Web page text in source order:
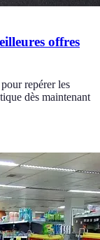
offres
repérer les
dès maintenant